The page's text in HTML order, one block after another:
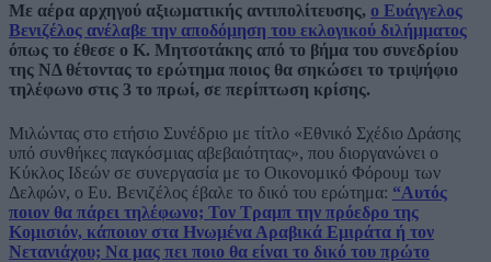
Με αέρα αρχηγού αξιωματικής αντιπολίτευσης, ο Ευάγγελος
Βενιζέλος ανέλαβε την αποδόμηση του εκλογικού διλήμματος
όπως το έθεσε ο Κ. Μητσοτάκης από το βήμα του συνεδρίου
της ΝΔ θέτοντας το ερώτημα ποιος θα σηκώσει το τριψήφιο
τηλέφωνο στις 3 το πρωί, σε περίπτωση κρίσης.
Μιλώντας στο ετήσιο Συνέδριο με τίτλο «Εθνικό Σχέδιο Δράσης
υπό συνθήκες παγκόσμιας αβεβαιότητας», που διοργανώνει ο
Κύκλος Ιδεών σε συνεργασία με το Οικονομικό Φόρουμ των
Δελφών, ο Ευ. Βενιζέλος έβαλε το δικό του ερώτημα: “Αυτός
ποιον θα πάρει τηλέφωνο; Τον Τραμπ την πρόεδρο της
Κομισιόν, κάποιον στα Ηνωμένα Αραβικά Εμιράτα ή τον
Νετανιάχου; Να μας πει ποιο θα είναι το δικό του πρώτο